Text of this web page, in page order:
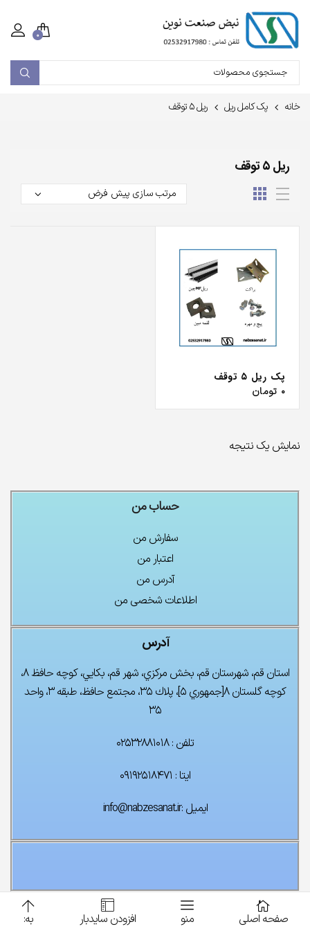
۰
صفحه اصلی منو افزودن سایدبار به:
خانه پک کامل ریل ریل ۵ توقف
ریل ۵ توقف
پک ریل ۵ توقف
۰ تومان
نمایش یک نتیجه
فتوسل چشمی ناسیس
۰ تومان ۰ تومان
حساب من
سفارش من
اعتبار من
آدرس من
اطلاعات شخصی من
آدرس
استان قم، شهرستان قم، بخش مركزي، شهر قم، بكايي، كوچه حافظ ۸،
كوچه گلستان ۸[جمهوري ۵]، پلاك ۳۵، مجتمع حافظ، طبقه ۳، واحد
۳۵
تلفن : ۰۲۵۳۲۸۸۱۰۱۸
ایتا : ۰۹۱۹۲۵۱۸۴۷۱
ایمیل :info@nabzesanat.ir